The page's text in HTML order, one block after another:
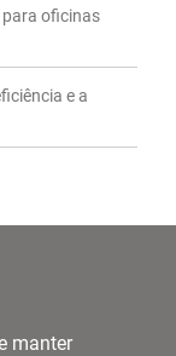
oficinas
e a
manter